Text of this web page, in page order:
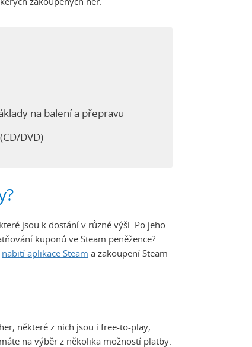
zakoupených her.
na balení a přepravu
DVD)
jsou k dostání v různé výši. Po jeho
kuponů ve Steam peněžence?
nabití aplikace Steam a zakoupení Steam
některé z nich jsou i free-to-play,
na výběr z několika možností platby.